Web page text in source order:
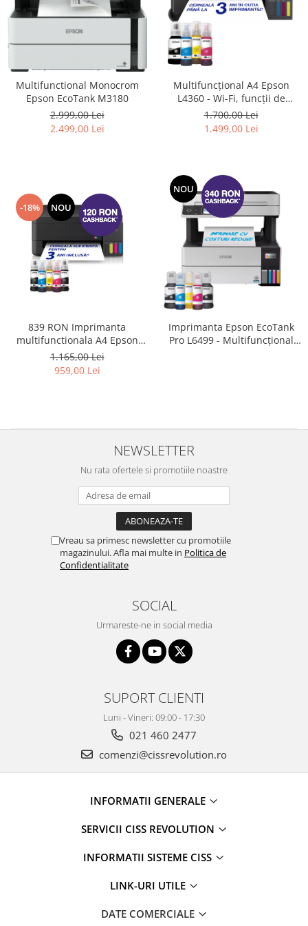
Multifunctional Monocrom
Epson EcoTank M3180
2.999,00 Lei
2.499,00 Lei
Multifuncțional A4 Epson
L4360 - Wi-Fi, funcții de
scanare, copiere și imprimare
față-verso (Inlocuieste
1.700,00 Lei
1.499,00 Lei
-18% NOU
839 RON Imprimanta
multifunctionala A4 Epson
L3350 cu Scanner si Wifi #
1.165,00 Lei
959,00 Lei
NOU
Imprimanta Epson EcoTank
Pro L6499 - Multifuncțional
NEWSLETTER
Nu rata ofertele si promotiile noastre
Vreau sa primesc newsletter cu promotiile
magazinului. Afla mai multe in Politica de
Confidentialitate
SOCIAL
Urmareste-ne in social media
SUPORT CLIENTI
Luni - Vineri: 09:00 - 17:30
021 460 2477
comenzi@cissrevolution.ro
INFORMATII GENERALE
SERVICII CISS REVOLUTION
INFORMATII SISTEME CISS
LINK-URI UTILE
DATE COMERCIALE